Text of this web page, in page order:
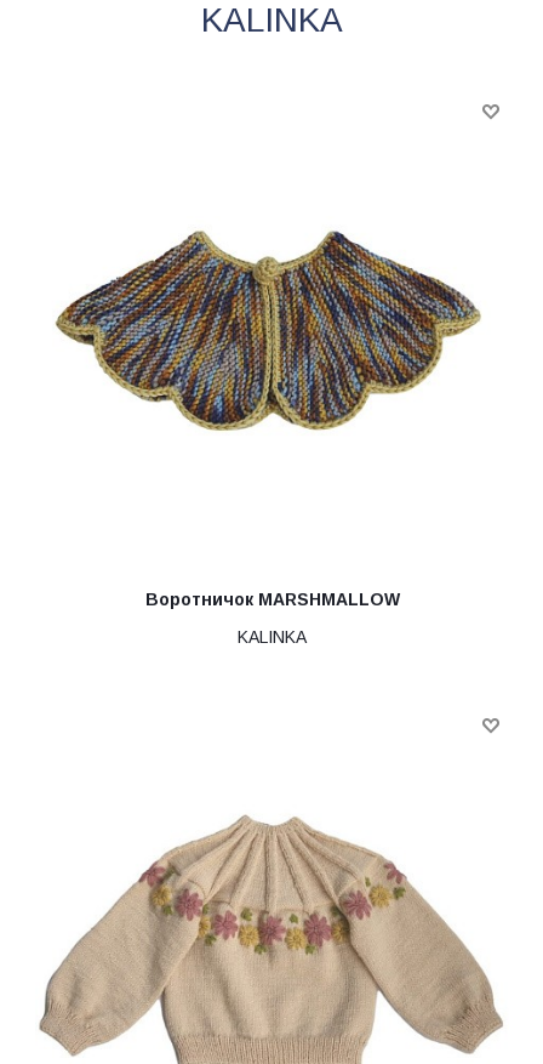
KALINKA
Воротничок MARSHMALLOW
KALINKA